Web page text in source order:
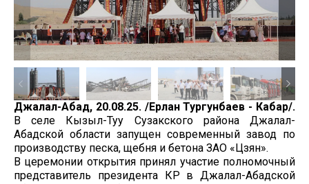
Джалал-Абад, 20.08.25. /Ерлан Тургунбаев - Кабар/.
В селе Кызыл-Туу Сузакского района Джалал-
Абадской области запущен современный завод по
производству песка, щебня и бетона ЗАО «Цзян».
В церемонии открытия принял участие полномочный
представитель президента КР в Джалал-Абадской